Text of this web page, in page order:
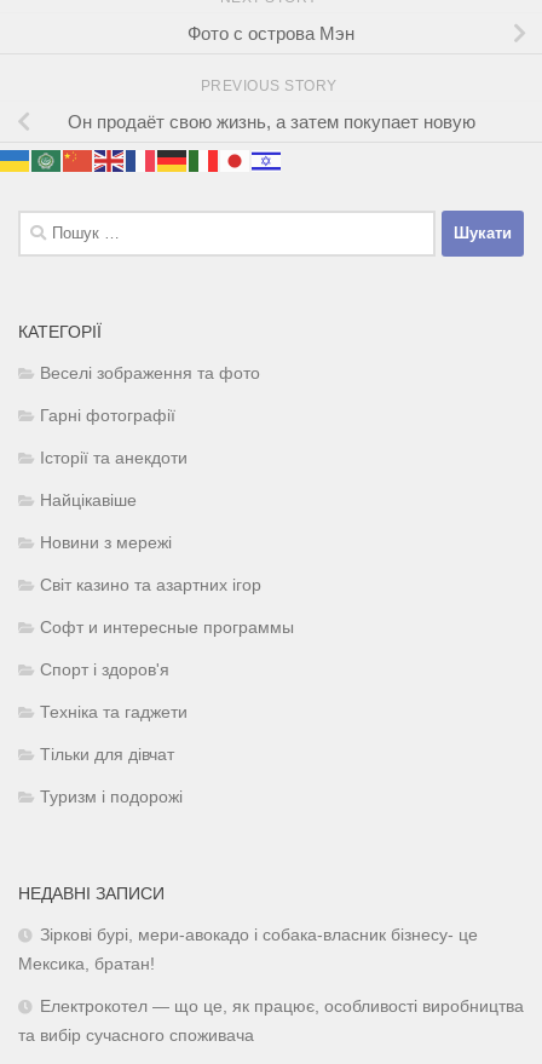
Фото с острова Мэн
PREVIOUS STORY
Он продаёт свою жизнь, а затем покупает новую
Пошук:
КАТЕГОРІЇ
Веселі зображення та фото
Гарні фотографії
Історії та анекдоти
Найцікавіше
Новини з мережі
Світ казино та азартних ігор
Софт и интересные программы
Спорт і здоров'я
Техніка та гаджети
Тільки для дівчат
Туризм і подорожі
НЕДАВНІ ЗАПИСИ
Зіркові бурі, мери-авокадо і собака-власник бізнесу- це
Мексика, братан!
Електрокотел — що це, як працює, особливості виробництва
та вибір сучасного споживача